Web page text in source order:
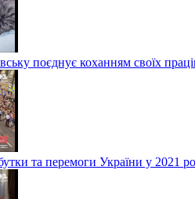
поєднує коханням своїх
та перемоги України у 2021